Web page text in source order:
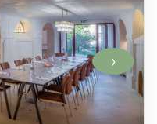
›